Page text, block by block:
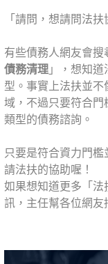
「請問，想請問法
有些債務人網友會搜
債務清理」，想知
型。事實上法扶並
域，不過只要符合
類型的債務諮詢。
只要是符合資力門
請法扶的協助喔！
如果想知道更多「
訊，主任幫各位網友